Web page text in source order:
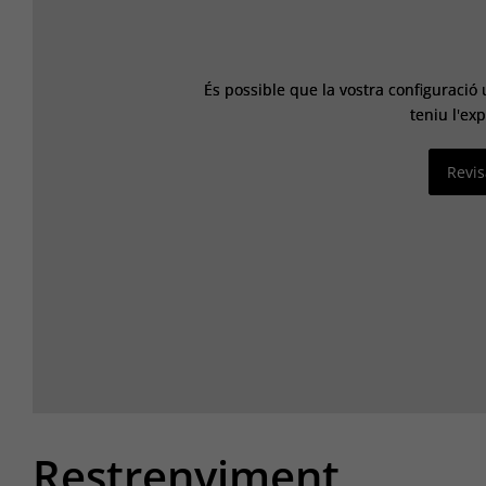
És possible que la vostra
teniu
És possible que la vostra
teniu